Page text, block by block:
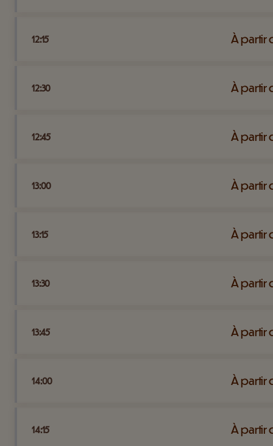
12:15 À partir
12:30 À partir
12:45 À partir
13:00 À partir
13:15 À partir
13:30 À partir
13:45 À partir
14:00 À partir
14:15 À partir